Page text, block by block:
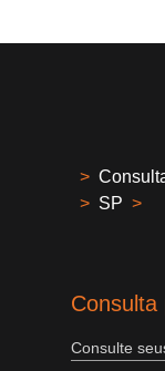
>
> SP >
Consulta
Consulte